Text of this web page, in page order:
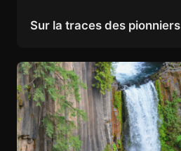
Sur la traces des pionniers